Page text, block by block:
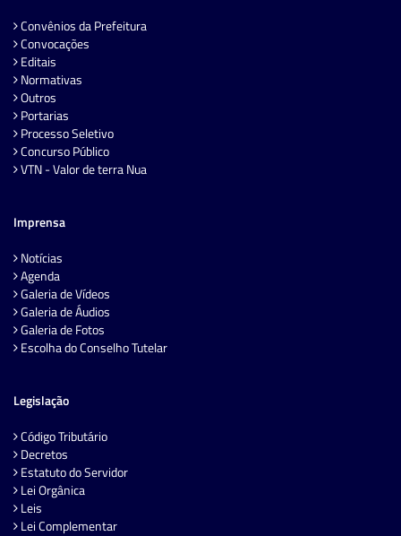
Convênios da Prefeitura
Convocações
Editais
Normativas
Outros
Portarias
Processo Seletivo
Concurso Público
VTN - Valor de terra Nua
Imprensa
Notícias
Agenda
Galeria de Vídeos
Galeria de Áudios
Galeria de Fotos
Escolha do Conselho Tutelar
Legislação
Código Tributário
Decretos
Estatuto do Servidor
Lei Orgânica
Leis
Lei Complementar